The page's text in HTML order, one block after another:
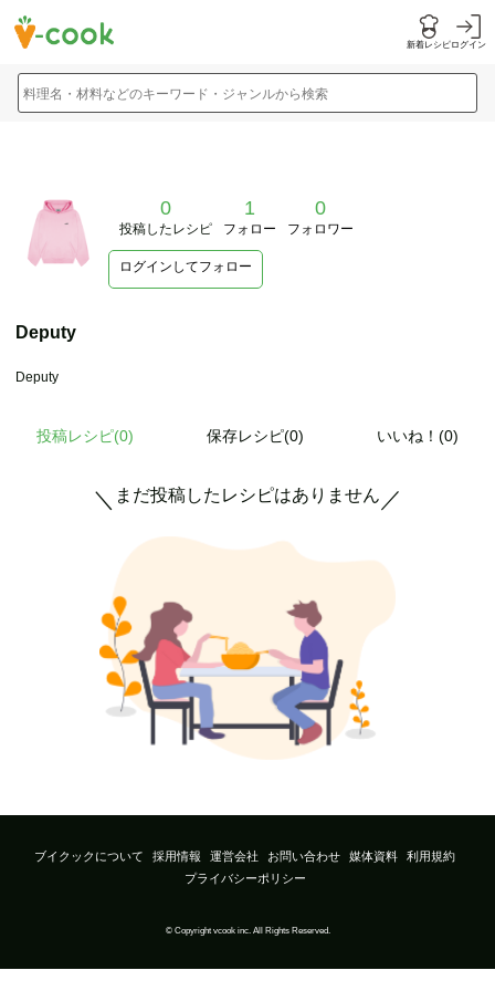
新着レシピログイン
料理名・材料などのキーワード・ジャンルから検索
0
投稿したレシピ
1
フォロー
0
フォロワー
ログインしてフォロー
Deputy
Deputy
投稿レシピ(0) 保存レシピ(0) いいね！(0)
＼ まだ投稿したレシピはありません ／
ブイクックについて 採用情報 運営会社 お問い合わせ 媒体資料
利用規約
プライバシーポリシー
© Copyright vcook inc. All Rights Reserved.